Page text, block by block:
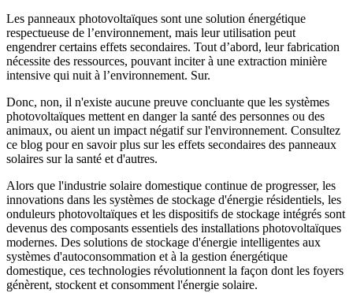
Les panneaux photovoltaïques sont une solution énergétique
respectueuse de l’environnement, mais leur utilisation peut
engendrer certains effets secondaires. Tout d’abord, leur fabrication
nécessite des ressources, pouvant inciter à une extraction minière
intensive qui nuit à l’environnement. Sur.
Donc, non, il n'existe aucune preuve concluante que les systèmes
photovoltaïques mettent en danger la santé des personnes ou des
animaux, ou aient un impact négatif sur l'environnement. Consultez
ce blog pour en savoir plus sur les effets secondaires des panneaux
solaires sur la santé et d'autres.
Alors que l'industrie solaire domestique continue de progresser, les
innovations dans les systèmes de stockage d'énergie résidentiels, les
onduleurs photovoltaïques et les dispositifs de stockage intégrés sont
devenus des composants essentiels des installations photovoltaïques
modernes. Des solutions de stockage d'énergie intelligentes aux
systèmes d'autoconsommation et à la gestion énergétique
domestique, ces technologies révolutionnent la façon dont les foyers
génèrent, stockent et consomment l'énergie solaire.